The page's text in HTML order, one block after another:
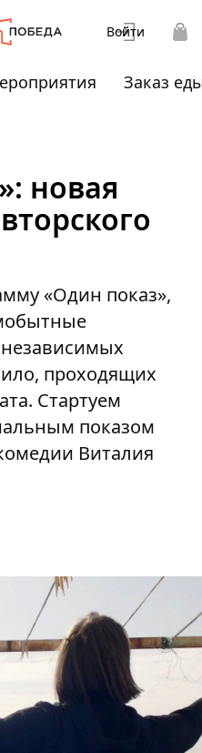
Войти
Заказ
новая
«Один показ»,
проходящих
Стартуем
показом
Виталия